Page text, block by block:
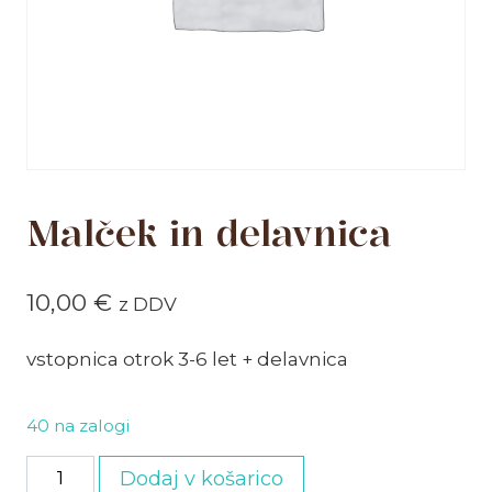
Malček in delavnica
10,00 € z DDV
vstopnica otrok 3-6 let + delavnica
40 na zalogi
Malček
Dodaj v košarico